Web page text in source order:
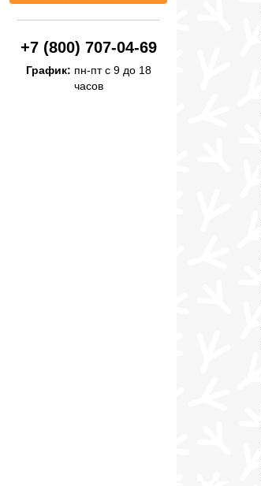
+7 (800) 707-04-69
График: пн-пт с 9 до 18
часов